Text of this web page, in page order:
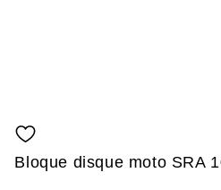
Bloque disque moto SRA